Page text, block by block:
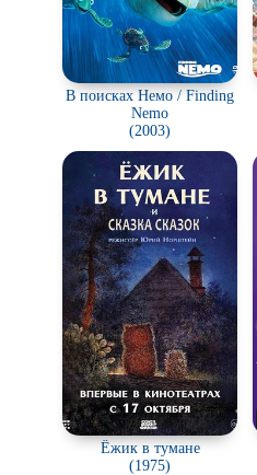
В поисках Немо / Finding
Nemo
(2003)
Ёжик в тумане
(1975)